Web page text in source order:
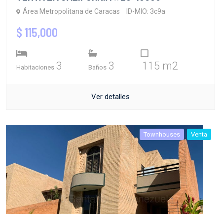
Área Metropolitana de Caracas ID-MIO: 3c9a
$ 115,000
Habitaciones 3 Baños 3 115 m2
Ver detalles
Townhouses Venta